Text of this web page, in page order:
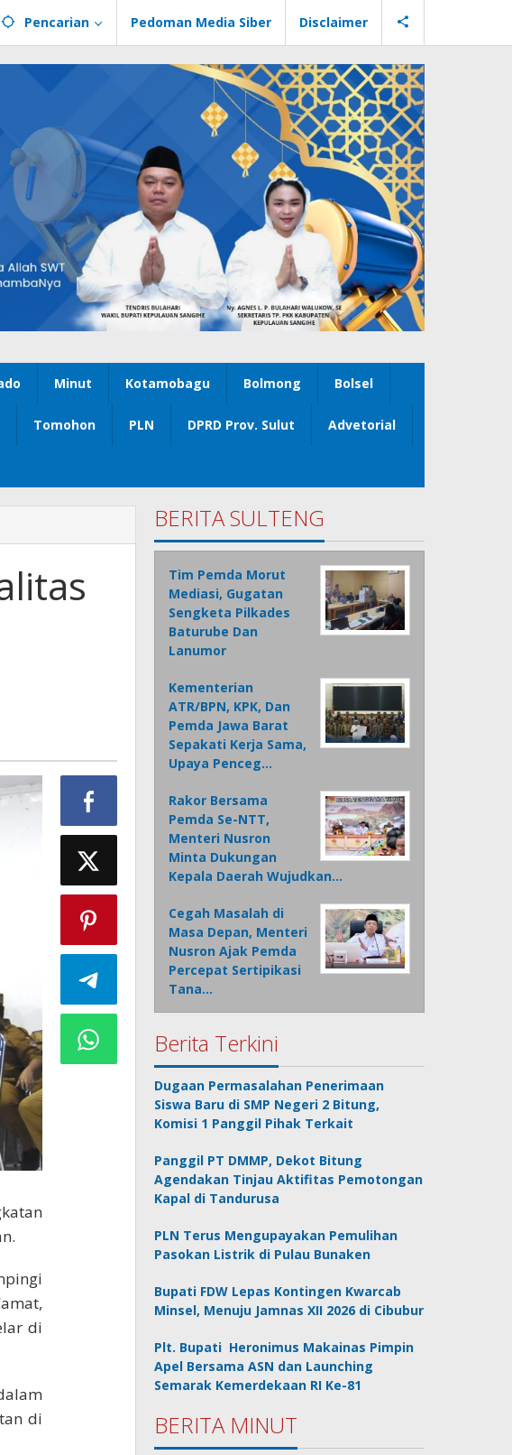
Pencarian Pedoman Media Siber Disclaimer
Minut Kotamobagu Bolmong Bolsel
Tomohon PLN DPRD Prov. Sulut Advetorial
di
di
BERITA SULTENG
Tim Pemda Morut
Mediasi, Gugatan
Sengketa Pilkades
Baturube Dan
Lanumor
Kementerian
ATR/BPN, KPK, Dan
Pemda Jawa Barat
Sepakati Kerja Sama,
Upaya Penceg…
Rakor Bersama
Pemda Se-NTT,
Menteri Nusron
Minta Dukungan
Kepala Daerah Wujudkan…
Cegah Masalah di
Masa Depan, Menteri
Nusron Ajak Pemda
Percepat Sertipikasi
Tana…
Berita Terkini
Dugaan Permasalahan Penerimaan
Siswa Baru di SMP Negeri 2 Bitung,
Komisi 1 Panggil Pihak Terkait
Panggil PT DMMP, Dekot Bitung
Agendakan Tinjau Aktifitas Pemotongan
Kapal di Tandurusa
PLN Terus Mengupayakan Pemulihan
Pasokan Listrik di Pulau Bunaken
Bupati FDW Lepas Kontingen Kwarcab
Minsel, Menuju Jamnas XII 2026 di Cibubur
Plt. Bupati Heronimus Makainas Pimpin
Apel Bersama ASN dan Launching
Semarak Kemerdekaan RI Ke-81
BERITA MINUT